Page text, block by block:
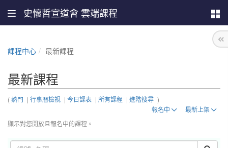
史懷哲宣道會 雲端課程
課程中心 最新課程
最新課程
(熱門 | 行事曆檢視 | 今日課表 | 所有課程 | 進階搜尋 )
報名中
最新上架
顯示對您開放且報名中的課程。